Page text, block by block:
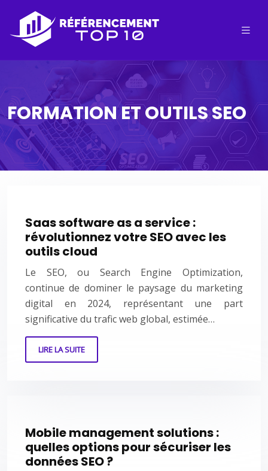
FORMATION ET OUTILS SEO
Saas software as a service :
révolutionnez votre SEO avec les
outils cloud
Le SEO, ou Search Engine Optimization,
continue de dominer le paysage du marketing
digital en 2024, représentant une part
significative du trafic web global, estimée…
LIRE LA SUITE
Mobile management solutions :
quelles options pour sécuriser les
données SEO ?